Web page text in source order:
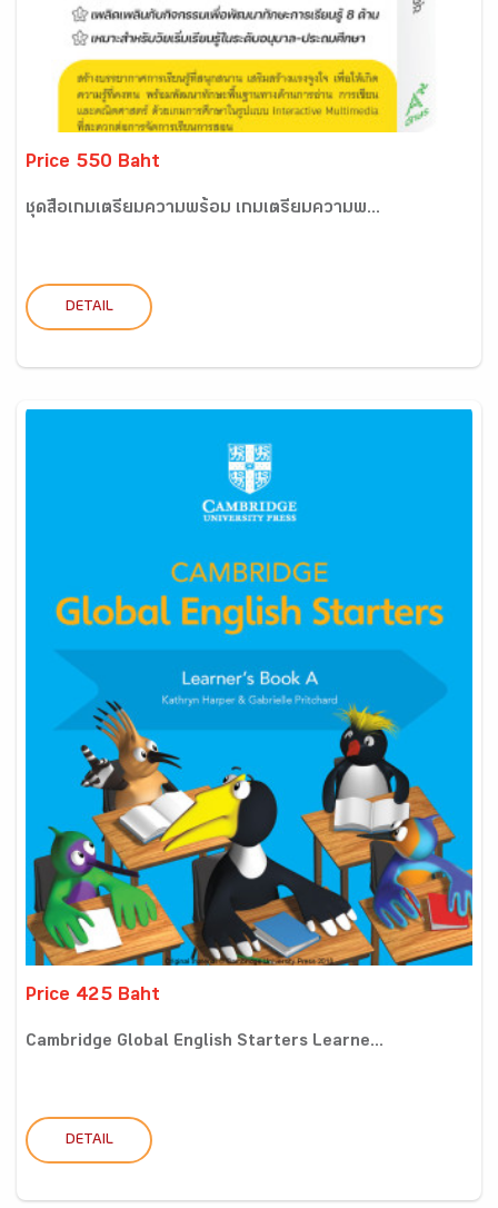
Price 550 Baht
ชุดสื่อเกมเตรียมความพร้อม เกมเตรียมความพ...
DETAIL
Price 425 Baht
Cambridge Global English Starters Learne...
DETAIL